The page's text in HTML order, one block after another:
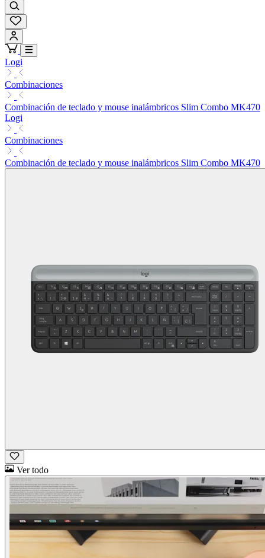
Logi
Combinaciones
Combinación de teclado y mouse inalámbricos Slim Combo MK470
Logi
Combinaciones
Combinación de teclado y mouse inalámbricos Slim Combo MK470
Ver todo